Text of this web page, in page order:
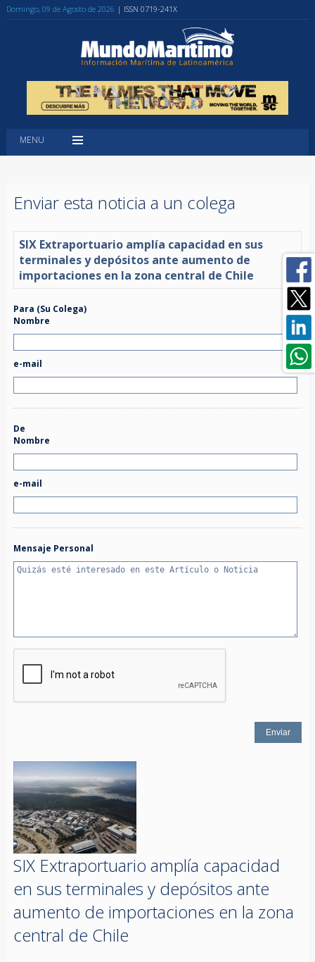
Domingo, 09 de Agosto de 2026 | ISSN 0719-241X
MENU
Enviar esta noticia a un colega
SIX Extraportuario amplía capacidad en sus
terminales y depósitos ante aumento de
importaciones en la zona central de Chile
Para (Su Colega)
Nombre
e-mail
De
Nombre
e-mail
Mensaje Personal
SIX Extraportuario amplía capacidad
en sus terminales y depósitos ante
aumento de importaciones en la zona
central de Chile